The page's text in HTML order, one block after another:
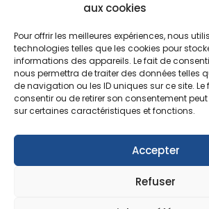
aux cookies
Pour offrir les meilleures expériences, nous
technologies telles que les cookies pour
informations des appareils. Le fait de
nous permettra de traiter des données telles
de navigation ou les ID uniques sur ce site. Le
consentir ou de retirer son consentement
sur certaines caractéristiques et fonctions.
Accepter
Refuser
reclamation@af2a.com